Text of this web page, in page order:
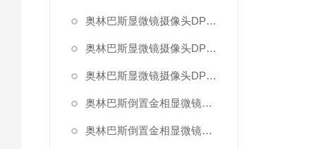
奥林巴斯显微镜摄像头DP73
奥林巴斯显微镜摄像头DP26
奥林巴斯显微镜摄像头DP21
奥林巴斯倒置金相显微镜GX71
奥林巴斯倒置金相显微镜GX51